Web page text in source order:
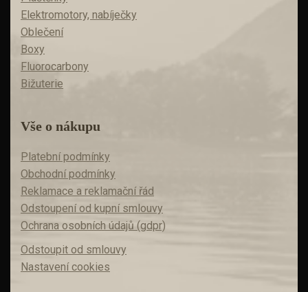
Elektromotory, nabíječky
Oblečení
Boxy
Fluorocarbony
Bižuterie
Vše o nákupu
Platební podmínky
Obchodní podmínky
Reklamace a reklamační řád
Odstoupení od kupní smlouvy
Ochrana osobních údajů (gdpr)
Odstoupit od smlouvy
Nastavení cookies